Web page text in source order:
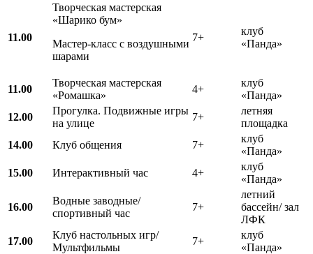
11.00
Творческая мастерская
«Шарико бум»
Мастер-класс с воздушными
шарами
7+
клуб
«Панда»
11.00
Творческая мастерская
«Ромашка»
4+
клуб
«Панда»
12.00
Прогулка. Подвижные игры
на улице
7+
летняя
площадка
14.00
Клуб общения 7+
клуб
«Панда»
15.00
Интерактивный час 4+
клуб
«Панда»
16.00
Водные заводные/
спортивный час
7+
летний
бассейн/ зал
ЛФК
17.00
Клуб настольных игр/
Мультфильмы
7+
клуб
«Панда»